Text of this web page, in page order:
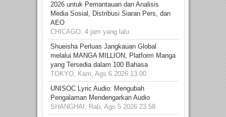
2026 untuk Pemantauan dan Analisis
Media Sosial, Distribusi Siaran Pers, dan
AEO
CHICAGO, 4 jam yang lalu
Shueisha Perluas Jangkauan Global
melalui MANGA MILLION, Platform Manga
yang Tersedia dalam 100 Bahasa
TOKYO, Kam, Ags 6 2026 13.00
UNISOC Lyric Audio: Mengubah
Pengalaman Mendengarkan Audio
SHANGHAI, Rab, Ags 5 2026 23.58